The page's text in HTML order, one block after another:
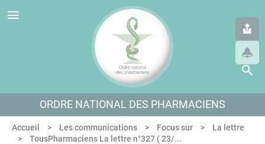
Aller au menu
Aller au contenu
Aller en bas de page
ORDRE NATIONAL DES PHARMACIENS
Accueil Les communications Focus sur
La lettre
TousPharmaciens La lettre n°327 ( 23/...
Panneau de gestion des cookies